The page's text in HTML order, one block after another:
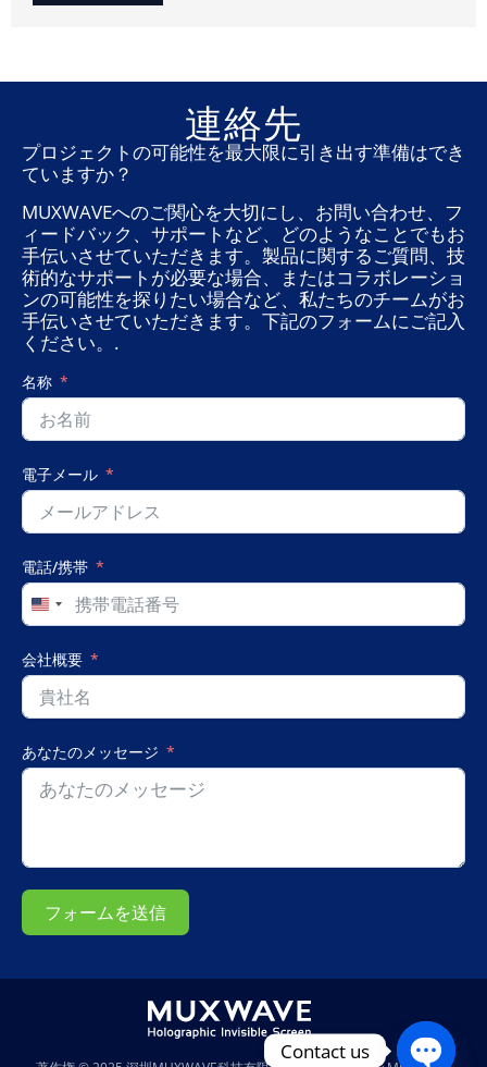
連絡先
プロジェクトの可能性を最大限に引き出す準備はでき
ていますか？
MUXWAVEへのご関心を大切にし、お問い合わせ、フ
ィードバック、サポートなど、どのようなことでもお
手伝いさせていただきます。製品に関するご質問、技
術的なサポートが必要な場合、またはコラボレーショ
ンの可能性を探りたい場合など、私たちのチームがお
手伝いさせていただきます。下記のフォームにご記入
ください。.
名称
電子メール
電話/携帯
United
States
+1
会社概要
あなたのメッセージ
フォームを送信
Contact us